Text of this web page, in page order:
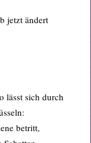
jetzt ändert
lässt sich durch
betritt,